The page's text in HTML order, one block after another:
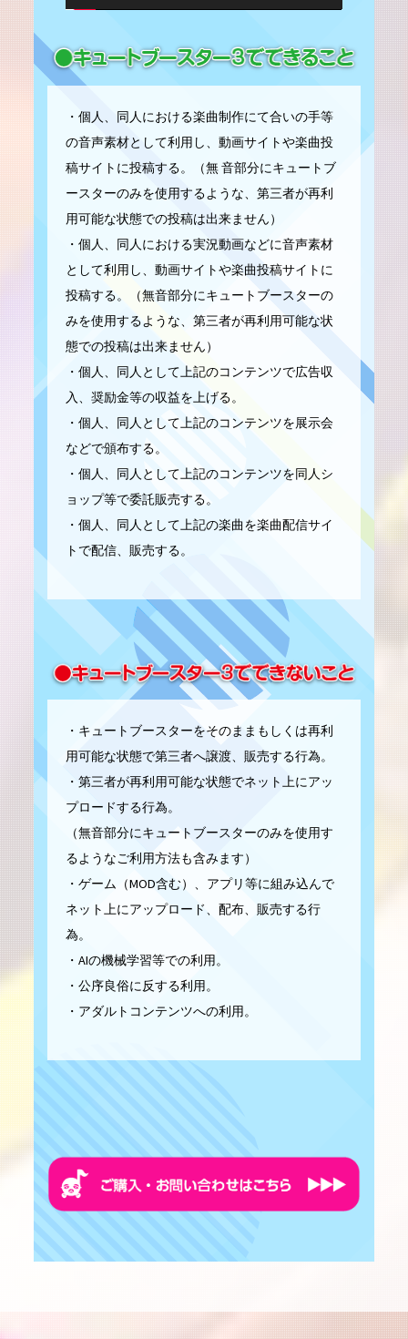
・個人、同人における楽曲制作にて合いの手等
の音声素材として利用し、動画サイトや楽曲投
稿サイトに投稿する。（無 音部分にキュートブ
ースターのみを使用するような、第三者が再利
用可能な状態での投稿は出来ません）
・個人、同人における実況動画などに音声素材
として利用し、動画サイトや楽曲投稿サイトに
投稿する。（無音部分にキュートブースターの
みを使用するような、第三者が再利用可能な状
態での投稿は出来ません）
・個人、同人として上記のコンテンツで広告収
入、奨励金等の収益を上げる。
・個人、同人として上記のコンテンツを展示会
などで頒布する。
・個人、同人として上記のコンテンツを同人シ
ョップ等で委託販売する。
・個人、同人として上記の楽曲を楽曲配信サイ
トで配信、販売する。
・キュートブースターをそのままもしくは再利
用可能な状態で第三者へ譲渡、販売する行為。
・第三者が再利用可能な状態でネット上にアッ
プロードする行為。
（無音部分にキュートブースターのみを使用す
るようなご利用方法も含みます）
・ゲーム（MOD含む）、アプリ等に組み込んで
ネット上にアップロード、配布、販売する行
為。
・AIの機械学習等での利用。
・公序良俗に反する利用。
・アダルトコンテンツへの利用。